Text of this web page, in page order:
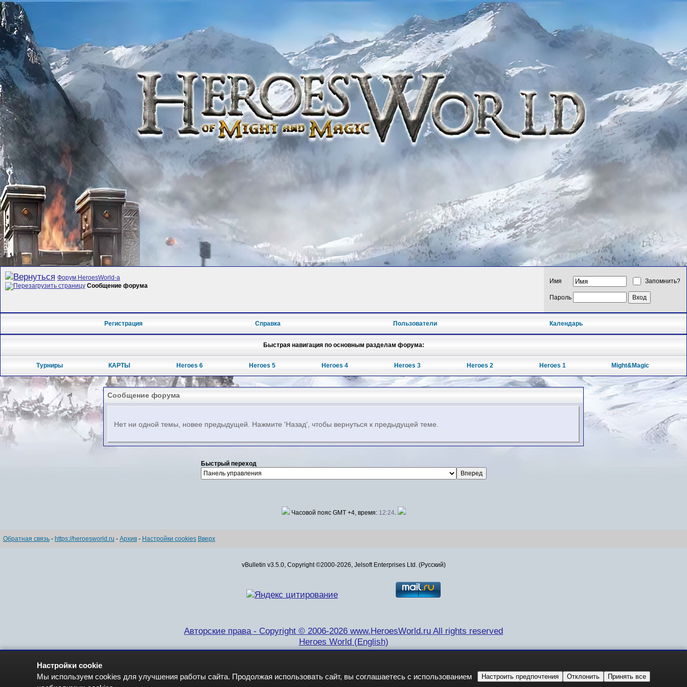
Форум HeroesWorld-а
Сообщение форума
Имя Запомнить?
Пароль
Регистрация Справка Пользователи Календарь
Быстрая навигация по основным разделам форума:
Турниры КАРТЫ Heroes 6 Heroes 5 Heroes 4 Heroes 3 Heroes 2 Heroes 1 Might&Magic
Сообщение форума
Нет ни одной темы, новее предыдущей. Нажмите 'Назад', чтобы вернуться к предыдущей теме.
Быстрый переход
Часовой пояс GMT +4, время: 12:24.
Обратная связь - https://heroesworld.ru - Архив - Настройки cookies Вверх
vBulletin v3.5.0, Copyright ©2000-2026, Jelsoft Enterprises Ltd. (Русский)
Авторские права - Copyright © 2006-2026 www.HeroesWorld.ru All rights reserved
Heroes World (English)
Настройки cookie
Мы используем cookies для улучшения работы сайта. Продолжая использовать сайт, вы соглашаетесь с использованием
Настроить предпочтения Отклонить Принять все